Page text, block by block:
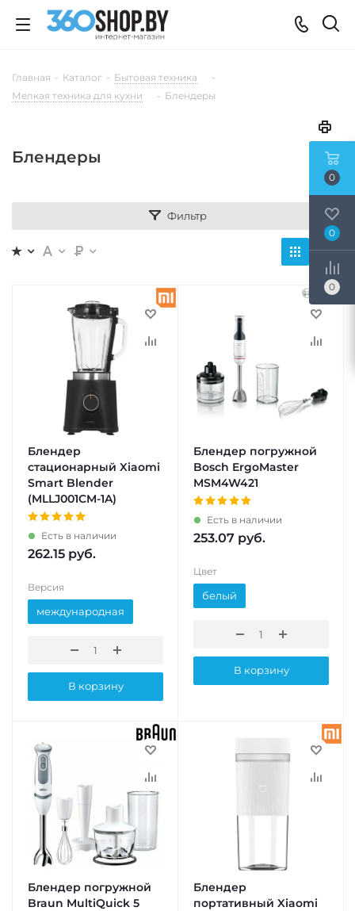
Главная - Каталог - Бытовая техника
-
Мелкая техника для кухни
- Блендеры
Блендеры
Фильтр
Блендер
стационарный Xiaomi
Smart Blender
(MLLJ001CM-1A)
Есть в наличии
262.15 руб.
Версия
международная
В корзину
Блендер погружной
Bosch ErgoMaster
MSM4W421
Есть в наличии
253.07 руб.
Цвет
белый
В корзину
Блендер погружной
Braun MultiQuick 5
Блендер
портативный Xiaomi
0
0
0